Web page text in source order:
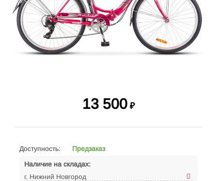
13 500 ₽
Доступность:
Предзаказ
Наличие на складах:
г. Нижний Новгород